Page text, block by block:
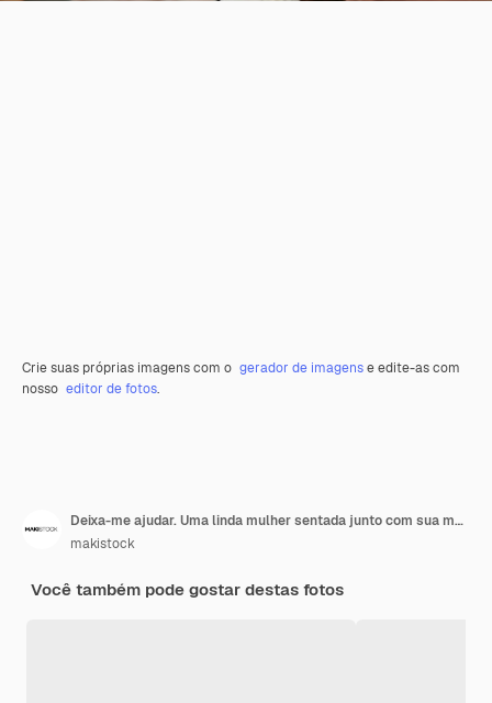
Crie suas próprias imagens com o gerador de imagense edite-as com
nosso editor de fotos.
Deixa-me ajudar. Uma linda mulher sentada junto com sua melhor amiga e aplicando maquiagem no rosto
makistock
Você também pode gostar destas fotos